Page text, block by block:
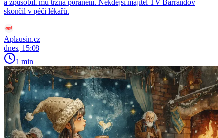
a způsobili mu tržná poranění. Někdejší majitel TV Barrandov
skončil v péči lékařů.
Aplausin.cz
dnes, 15:08
1 min